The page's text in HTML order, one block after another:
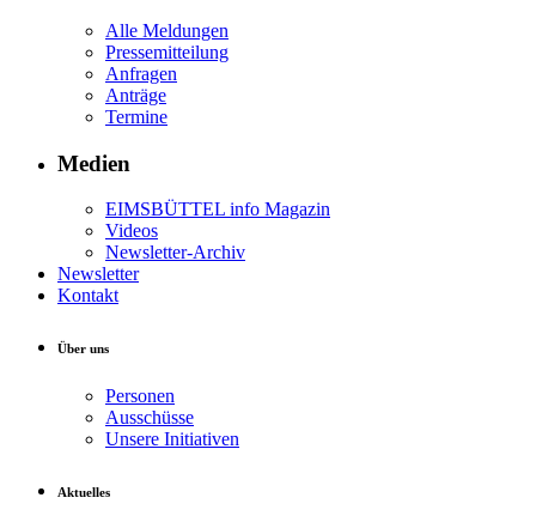
Alle Meldungen
Pressemitteilung
Anfragen
Anträge
Termine
Medien
EIMSBÜTTEL info Magazin
Videos
Newsletter-Archiv
Newsletter
Kontakt
Über uns
Personen
Ausschüsse
Unsere Initiativen
Aktuelles